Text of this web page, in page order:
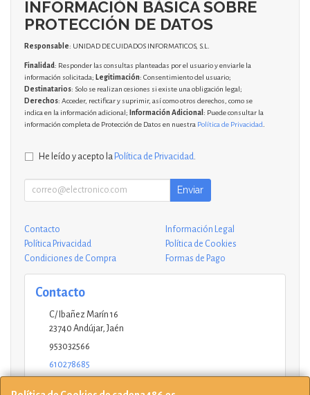
INFORMACIÓN BÁSICA SOBRE
PROTECCIÓN DE DATOS
Responsable: UNIDAD DE CUIDADOS INFORMATICOS, S.L.
Finalidad: Responder las consultas planteadas por el usuario y enviarle la
información solicitada; Legitimación: Consentimiento del usuario;
Destinatarios: Solo se realizan cesiones si existe una obligación legal;
Derechos: Acceder, rectificar y suprimir, así como otros derechos, como se
indica en la información adicional; Información Adicional : Puede consultar la
información completa de Protección de Datos en nuestra Política de Privacidad
He leído y acepto la Política de Privacidad
Enviar
Contacto
Información Legal
Política Privacidad
Política de Cookies
Condiciones de Compra
Formas de Pago
Contacto
C/ Ibañez Marín 16
23740 Andújar, Jaén
953032566
610278685